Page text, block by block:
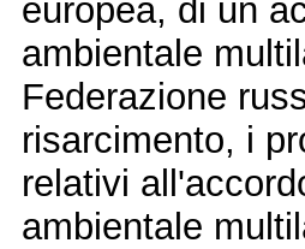
europea, di un
ambientale
Federazione
risarcimento, i
relativi
ambientale